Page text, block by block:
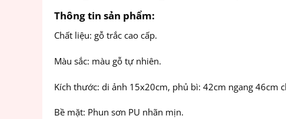
Thông tin sản phẩm:
Chất liệu: gỗ trắc cao cấp.
Màu sắc: màu gỗ tự nhiên.
Kích thước: di ảnh 15x20cm, phủ bì: 42cm ngang 46cm
Bề mặt: Phun sơn PU nhãn mịn.